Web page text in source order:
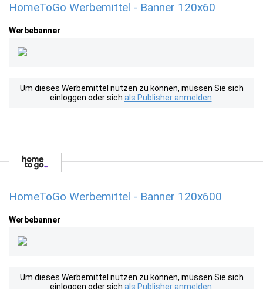
HomeToGo Werbemittel - Banner 120x60
Werbebanner
Um dieses Werbemittel nutzen zu können, müssen Sie sich
einloggen oder sich als Publisher anmelden
HomeToGo Werbemittel - Banner 120x600
Werbebanner
Um dieses Werbemittel nutzen zu können, müssen Sie sich
einloggen oder sich als Publisher anmelden